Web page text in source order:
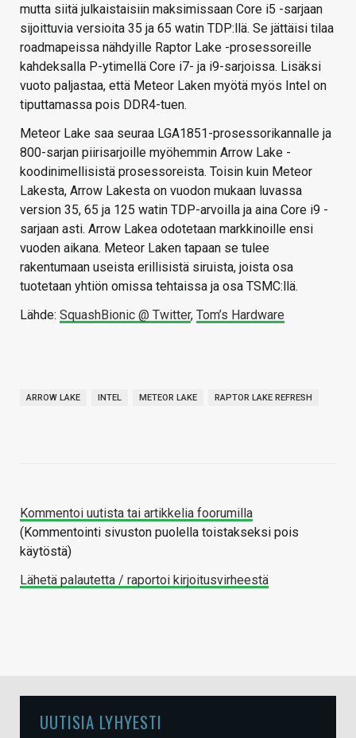
mutta siitä julkaistaisiin maksimissaan Core i5 -sarjaan
sijoittuvia versioita 35 ja 65 watin TDP:llä. Se jättäisi tilaa
roadmapeissa nähdyille Raptor Lake -prosessoreille
kahdeksalla P-ytimellä Core i7- ja i9-sarjoissa. Lisäksi
vuoto paljastaa, että Meteor Laken myötä myös Intel on
tiputtamassa pois DDR4-tuen.
Meteor Lake saa seuraa LGA1851-prosessorikannalle ja
800-sarjan piirisarjoille myöhemmin Arrow Lake -
koodinimellisistä prosessoreista. Toisin kuin Meteor
Lakesta, Arrow Lakesta on vuodon mukaan luvassa
version 35, 65 ja 125 watin TDP-arvoilla ja aina Core i9 -
sarjaan asti. Arrow Lakea odotetaan markkinoille ensi
vuoden aikana. Meteor Laken tapaan se tulee
rakentumaan useista erillisistä siruista, joista osa
tuotetaan yhtiön omissa tehtaissa ja osa TSMC:llä.
Lähde: SquashBionic @ Twitter, Tom’s Hardware
ARROW LAKE INTEL METEOR LAKE RAPTOR LAKE REFRESH
Kommentoi uutista tai artikkelia foorumilla
(Kommentointi sivuston puolella toistakseksi pois
käytöstä)
Lähetä palautetta / raportoi kirjoitusvirheestä
UUTISIA LYHYESTI